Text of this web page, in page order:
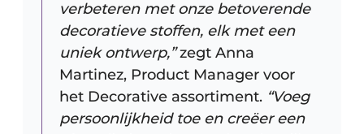
verbeteren met onze betoverende
decoratieve stoffen, elk met een
uniek ontwerp,”zegt Anna
Martinez, Product Manager voor
het Decorative assortiment. “Voeg
persoonlijkheid toe en creëer een